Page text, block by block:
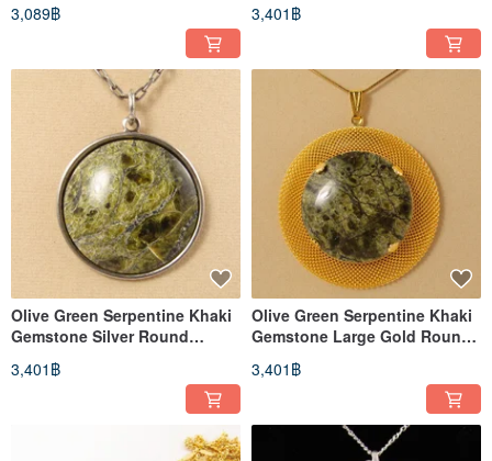
3,089฿
Ring
3,401฿
Olive Green Serpentine Khaki
Gemstone Silver Round
3,401฿
Olive Green Serpentine Khaki
Gemstone Large Gold Round
3,401฿